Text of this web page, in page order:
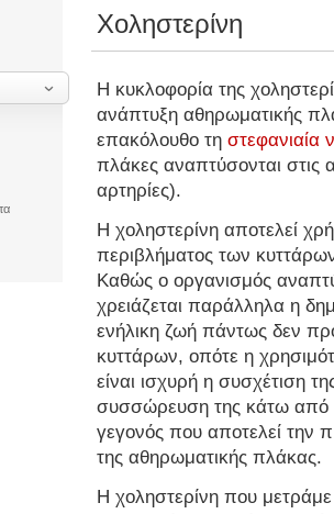
Χοληστερίνη
Η κυκλοφορία της
ανάπτυξη αθηρωματικής
επακόλουθο τη στεφανιαία
πλάκες αναπτύσονται στις
αρτηρίες).
Η χοληστερίνη αποτελεί
περιβλήματος των
Καθώς ο οργανισμός
χρειάζεται παράλληλα η
ενήλικη ζωή πάντως δεν
κυττάρων, οπότε η
είναι ισχυρή η συσχέτιση
συσσώρευση της κάτω από
γεγονός που αποτελεί την
της αθηρωματικής πλάκας.
Η χοληστερίνη που μετράμε